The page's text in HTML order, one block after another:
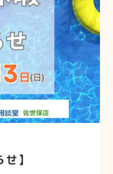
】